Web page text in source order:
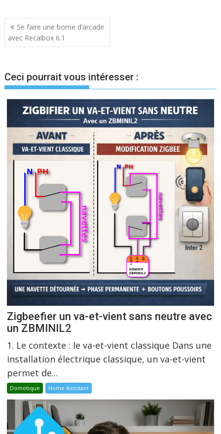
Navigation
de
Se faire une borne d’arcade
avec Recalbox 6.1
Ceci pourrait vous intéresser :
Zigbeefier un va-et-vient sans neutre avec
un ZBMINIL2
1. Le contexte : le va-et-vient classique Dans une
installation électrique classique, un va-et-vient
permet de...
Domotique Home Assistant